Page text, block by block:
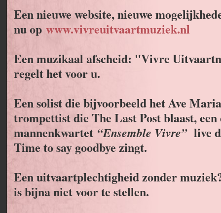
Een nieuwe website, nieuwe
nu op www.vivreuitvaartmuziek.nl
Een muzikaal afscheid: "Vivre
regelt het voor u.
Een solist die bijvoorbeeld het Ave
trompettist die The Last Post blaast,
mannenkwartet “Ensemble Vivre”live
Time to say goodbye zingt.
Een uitvaartplechtigheid zonder
is bijna niet voor te stellen.